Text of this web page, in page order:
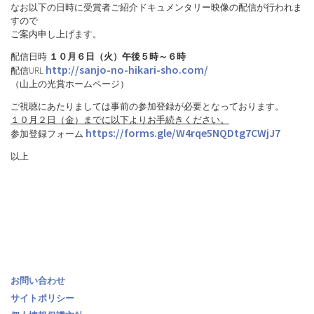
なお以下の日時に受賞者ご紹介ドキュメンタリー映像の配信が行われま
すので
ご案内申し上げます。
配信日時 １０月６日（火）午後５時～６時
配信URL http://sanjo-no-hikari-sho.com/
（山上の光賞ホームページ）
ご視聴にあたりましては事前の参加登録が必要となっております。
１０月２日（金）までに以下よりお手続きください。
参加登録フォーム https://forms.gle/W4rqe5NQDtg7CWjJ7
以上
お問い合わせ
サイトポリシー